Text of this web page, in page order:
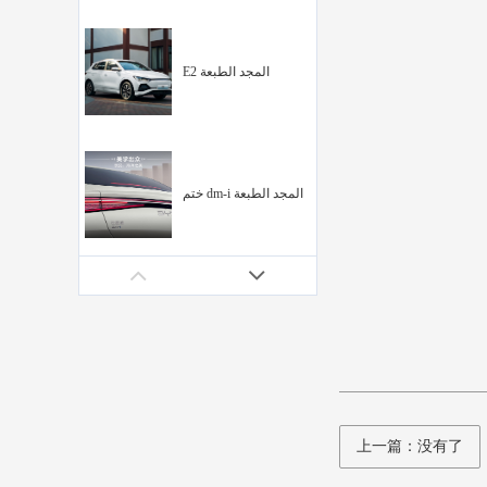
E2 المجد الطبعة
ختم dm-i المجد الطبعة
上一篇：没有了